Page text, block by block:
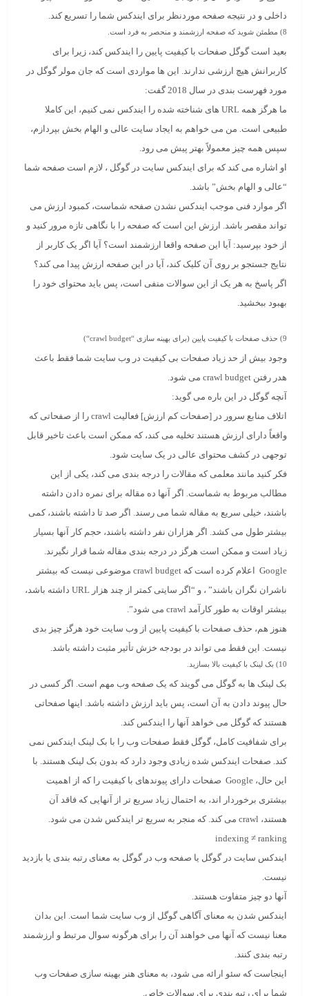
داخلی و در نتیجه صفحه موردنظر برای ایندکس شما را تسریع کند.
8) مطمئن شوید که صفحه ارزشمند و منحصر به فرد است.
بعید است گوگل صفحات با کیفیت پایین را ایندکس کند، زیرا برای
کاربرانش هیچ ارزشی ندارند. این ها مواردی است که جان مولر گوگل در
مورد فهرست بندی در سال 2018 گفت:
ما هرگز همه URL های شناخته شده را ایندکس نمی کنیم، این کاملا
طبیعی است. من می خواهم به ایجاد سایت عالی و الهام بخش بپردازم،
سپس همه چیز معمولاً بهتر پیش می رود.
او اشاره می کند که برای ایندکس سایت در گوگل ، لازم است صفحه شما
“عالی و الهام بخش” باشد.
اگر موارد فنی موجب ایندکس نشدن صفحه شماست، کمبود ارزش می
تواند مقصر باشد. ارزش این است که صفحه را با نگاهی تازه مرور کنید و
از خود بپرسید: آیا این صفحه واقعا ارزشمند است؟ آیا اگر یک کاربر از
نتایج جستجو بر روی آن کلیک کند، آیا در این صفحه ارزش پیدا می کند؟
اگر پاسخ به هر یک از این سوالات منفی است، پس باید محتوای خود را
بهبود ببخشید.
9) حذف صفحات با کیفیت پایین (برای بهینه سازی “crawl budget
“)
وجود بیش از حد زیاد صفحات بی کیفیت در وب سایت شما فقط باعث
هدر رفتن crawl budget می شود.
آنچه گوگل در این باره می گوید:
اتلاف منابع سرور در [صفحات کم ارزش] فعالیت crawl را از صفحاتی که
واقعاً دارای ارزش هستند تخلیه می کند، که ممکن است باعث تاخیر قابل
توجهی در کشف محتوای عالی در یک سایت شود.
فکر کنید مانند معلمی که مقالات را درجه بندی می کند، یکی از این
مطالب مربوط به شماست. اگر آنها ده مقاله برای نمره دادن داشته
باشند، خیلی سریع به مقاله شما می رسند. اگر صد تا داشته باشند، کمی
بیشتر طول می کشد. اگر هزاران نفر داشته باشند، حجم کار آنها بسیار
زیاد است و ممکن است هرگز در درجه بندی مقاله شما قرار نگیرند.
Google اعلام کرده است که crawl budget موضوعی نیست که بیشتر
ناشران نگران باشند” ، و “اگر سایتی کمتر از چند هزار URL داشته باشد،
بیشتر اوقات به طور کارآمد crawl می شود”.
هنوز هم، حذف صفحات با کیفیت پایین از وب سایت خود هرگز چیز بدی
نیست. این فقط می تواند در بودجه خزش تأثیر مثبت داشته باشد.
10) بک لینک با کیفیت بالا بسازید.
بک لینک ها به گوگل می گویند که یک صفحه وب مهم است. اگر کسی در
حال پیوند دادن به آن است، پس باید ارزش داشته باشد. اینها صفحاتی
هستند که گوگل می خواهد آنها را ایندکس کند.
برای شفافیت کامل، گوگل فقط صفحات وب را با بک لینک ایندکس نمی
کند. صفحات ایندکس شده زیادی وجود دارد که بدون بک لینک هستند. با
این حال، Google صفحات دارای پیوندهای با کیفیت را که از اهمیت
بیشتری برخوردار اند، به احتمال زیاد سریع تر از آنهایی که فاقد آن
هستند، crawl می کند. که منجر به سریع تر ایندکس شدن می شود.
indexing ≠ ranking
ایندکس سایت در گوگل یا صفحه وب در گوگل به معنای رتبه بندی یا بازدید
نیست.
آنها دو چیز متفاوت هستند.
ایندکس شدن به معنای آگاهی گوگل از وب سایت شما است. این بدان
معنا نیست که آنها می خواهند آن را برای هرگونه سوال مرتبط و ارزشمند
رتبه بندی کنند.
اینجاست که سئو ارائه می شود، به معنای هنر بهینه سازی صفحات وب
شما برای رتبه بندی برای سوالات خاص.